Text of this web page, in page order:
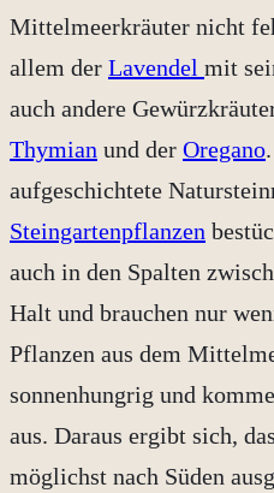
Mittelmeerkräuter nicht
allem der Lavendel mit
auch andere
Thymian und der Oregano
aufgeschichtete
Steingartenpflanzen
auch in den Spalten
Halt und brauchen nur
Pflanzen aus dem
sonnenhungrig und
aus. Daraus ergibt sich,
möglichst nach Süden